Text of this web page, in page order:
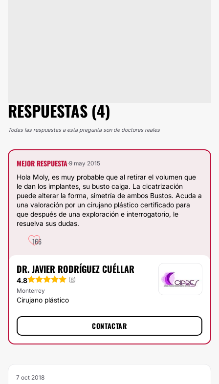
RESPUESTAS (4)
Todas las respuestas a esta pregunta son de doctores reales
MEJOR RESPUESTA·9 may 2015
Hola Moly, es muy probable que al retirar el volumen que
le dan los implantes, su busto caiga. La cicatrización
puede alterar la forma, simetría de ambos Bustos. Acuda a
una valoración por un cirujano plástico certificado para
que después de una exploración e interrogatorio, le
resuelva sus dudas.
166
DR. JAVIER RODRÍGUEZ CUÉLLAR
4.8 (8)
Monterrey
Cirujano plástico
CONTACTAR
7 oct 2018